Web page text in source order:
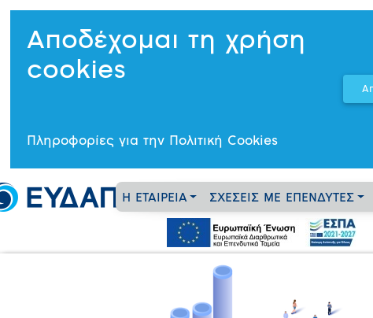
Αποδέχομαι τη χρήση
cookies
Πληροφορίες για την Πολιτική Cookies
Η ΕΤΑΙΡΕΙΑ ΣΧΕΣΕΙΣ ΜΕ ΕΠΕΝΔΥΤΕΣ